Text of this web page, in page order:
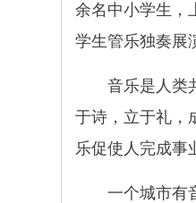
余名中小学生，
学生管乐独奏展
音乐是人类共
于诗，立于礼，
乐促使人完成事
一个城市有音